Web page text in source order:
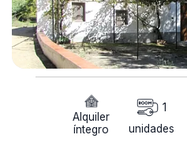
Alquiler
íntegro
1
unidades